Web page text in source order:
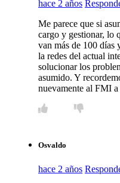
hace 2 años
Me parece que si
cargo y gestionar, lo
van más de 100 días
la redes del actual
solucionar los
asumido. Y
nuevamente al FMI
Osvaldo
hace 2 años